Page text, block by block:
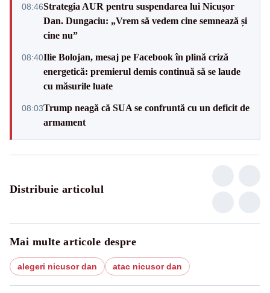
08:46Strategia AUR pentru suspendarea lui Nicușor
Dan. Dungaciu: „Vrem să vedem cine semnează și
cine nu”
08:40Ilie Bolojan, mesaj pe Facebook în plină criză
energetică: premierul demis continuă să se laude
cu măsurile luate
08:03Trump neagă că SUA se confruntă cu un deficit de
armament
Distribuie articolul
Mai multe articole despre
alegeri nicusor dan atac nicusor dan